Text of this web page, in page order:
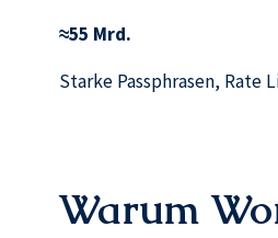
≈55 Mrd.
Starke Passphrasen, Rate
Warum